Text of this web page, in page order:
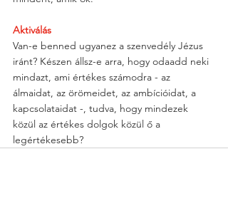
Aktiválás
Van-e benned ugyanez a szenvedély Jézus
iránt? Készen állsz-e arra, hogy odaadd neki
mindazt, ami értékes számodra - az
álmaidat, az örömeidet, az ambícióidat, a
kapcsolataidat -, tudva, hogy mindezek
közül az értékes dolgok közül ő a
legértékesebb?